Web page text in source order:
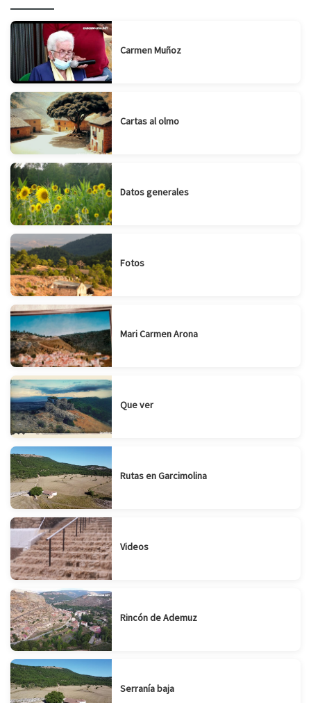
Carmen Muñoz
Cartas al olmo
Datos generales
Fotos
Mari Carmen Arona
Que ver
Rutas en Garcimolina
Videos
Rincón de Ademuz
Serranía baja